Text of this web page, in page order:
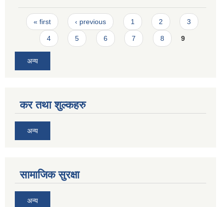
Pages
« first ‹ previous 1 2 3
4 5 6 7 8 9
अन्य
कर तथा शुल्कहरु
अन्य
सामाजिक सुरक्षा
अन्य